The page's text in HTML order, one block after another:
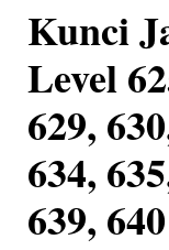
Kunci
Level
629,
634,
639,